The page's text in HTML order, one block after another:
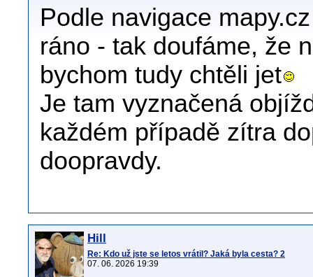
Podle navigace
ráno - tak doufáme, že
bychom tudy chtěli jet
Je tam vyznačená
každém případě zítra
doopravdy.
Hill
Re: Kdo už jste se letos vrátil? Jaká byla cesta? 2
07. 06. 2026 19:39